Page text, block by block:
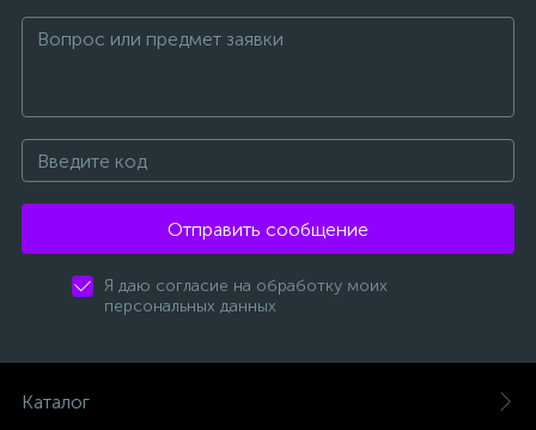
Отправить сообщение
Я даю согласие на обработку моих
персональных данных
Каталог